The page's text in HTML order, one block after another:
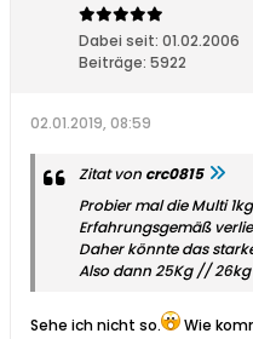
Dabei seit: 01.02.2006
Beiträge: 5922
02.01.2019, 08:59
Zitat von crc0815
Probier mal die Multi
Erfahrungsgemäß
Daher könnte das
Also dann 25Kg // 26kg
Sehe ich nicht so.
Wie